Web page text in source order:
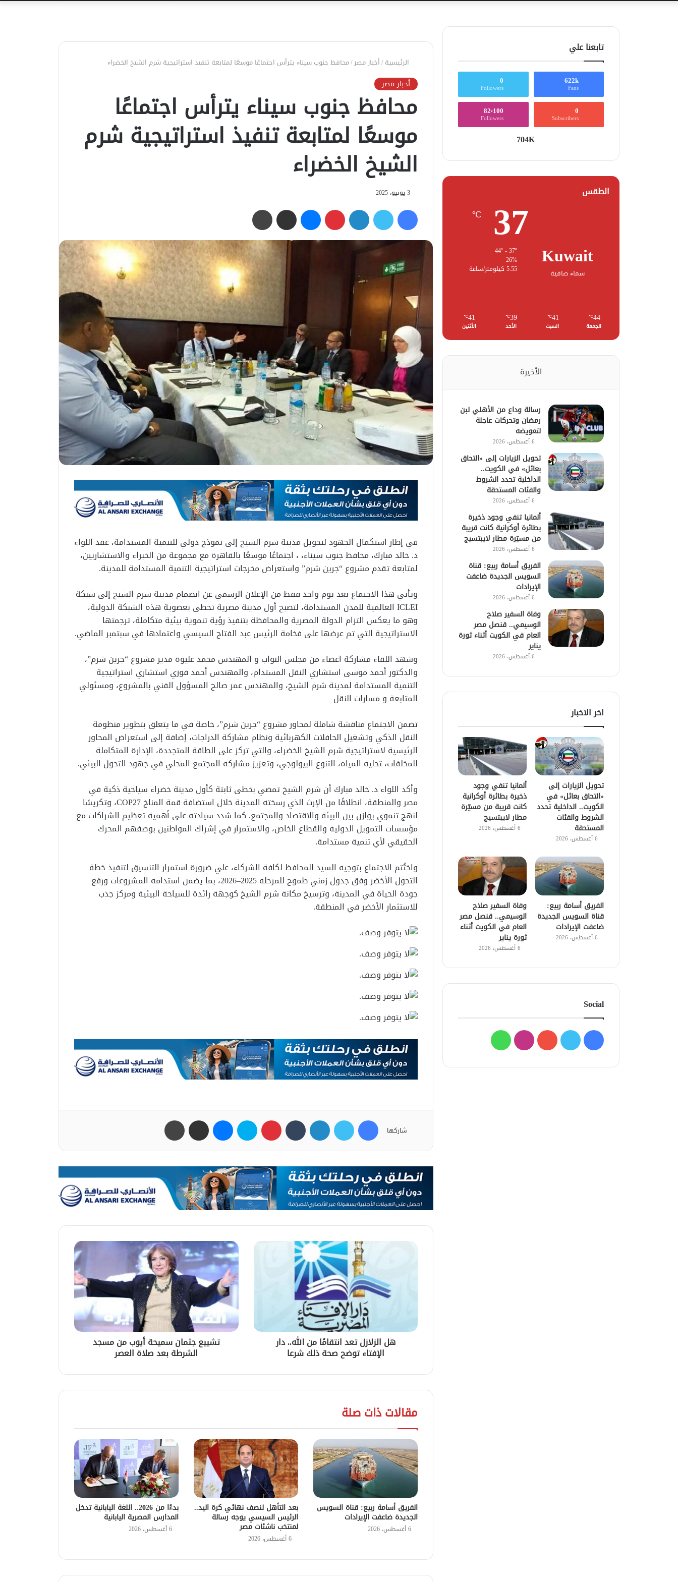
الرئيسية/أخبار مصر/محافظ جنوب سيناء يترأس اجتماعًا موسعًا لمتابعة تنفيذ استراتيجية شرم الشيخ الخضراء
أخبار مصر
محافظ جنوب سيناء يترأس اجتماعًا
موسعًا لمتابعة تنفيذ استراتيجية شرم
الشيخ الخضراء
3 يونيو، 2025
فيسبوك تويتر لينكدإن بينتيريست ماسنجر مشاركة عبر البريد
في إطار استكمال الجهود لتحويل مدينة شرم الشيخ إلى نموذج دولي للتنمية المستدامة، عقد اللواء
د. خالد مبارك، محافظ جنوب سيناء، ، اجتماعًا موسعًا بالقاهرة مع مجموعة من الخبراء والاستشاريين،
لمتابعة تقدم مشروع “جرين شرم” واستعراض مخرجات استراتيجية التنمية المستدامة للمدينة.
ويأتي هذا الاجتماع بعد يوم واحد فقط من الإعلان الرسمي عن انضمام مدينة شرم الشيخ إلى شبكة
ICLEI العالمية للمدن المستدامة، لتصبح أول مدينة مصرية تحظى بعضوية هذه الشبكة الدولية،
وهو ما يعكس التزام الدولة المصرية والمحافظة بتنفيذ رؤية تنموية بيئية متكاملة، ترجمتها
الاستراتيجية التي تم عرضها على فخامة الرئيس عبد الفتاح السيسي واعتمادها في سبتمبر الماضي.
وشهد اللقاء مشاركة اعضاء من مجلس النواب و المهندس محمد عليوة مدير مشروع “جرين شرم”،
والدكتور أحمد موسى استشاري النقل المستدام، والمهندس أحمد فوزي استشاري استراتيجية
التنمية المستدامة لمدينة شرم الشيخ، والمهندس عمر صالح المسؤول الفني بالمشروع، ومسئولي
المتابعة و مسارات النقل
تضمن الاجتماع مناقشة شاملة لمحاور مشروع “جرين شرم”، خاصة في ما يتعلق بتطوير منظومة
النقل الذكي وتشغيل الحافلات الكهربائية ونظام مشاركة الدراجات، إضافة إلى استعراض المحاور
الرئيسية لاستراتيجية شرم الشيخ الخضراء، والتي تركز على الطاقة المتجددة، الإدارة المتكاملة
للمخلفات، تحلية المياه، التنوع البيولوجي، وتعزيز مشاركة المجتمع المحلي في جهود التحول البيئي.
وأكد اللواء د. خالد مبارك أن شرم الشيخ تمضي بخطى ثابتة كأول مدينة خضراء سياحية ذكية في
مصر والمنطقة، انطلاقًا من الإرث الذي رسخته المدينة خلال استضافة قمة المناخ COP27، وتكريسًا
لنهج تنموي يوازن بين البيئة والاقتصاد والمجتمع. كما شدد سيادته على أهمية تعظيم الشراكات مع
مؤسسات التمويل الدولية والقطاع الخاص، والاستمرار في إشراك المواطنين بوصفهم المحرك
الحقيقي لأي تنمية مستدامة.
واختُتم الاجتماع بتوجيه السيد المحافظ لكافة الشركاء، علي ضرورة استمرار التنسيق لتنفيذ خطة
التحول الأخضر وفق جدول زمني طموح للمرحلة 2025–2026، بما يضمن استدامة المشروعات ورفع
جودة الحياة في المدينة، وترسيخ مكانة شرم الشيخ كوجهة رائدة للسياحة البيئية ومركز جذب
للاستثمار الأخضر في المنطقة.
شاركها
فيسبوك تويتر لينكدإن بينتيريست سكايب ماسنجر مشاركة عبر البريد
هل الزلازل تعد انتقامًا من الله.. دار
الإفتاء توضح صحة ذلك شرعا
تشييع جثمان سميحة أيوب من مسجد
الشرطة بعد صلاة العصر
مقالات ذات صلة
الفريق أسامة ربيع: قناة السويس
الجديدة ضاعفت الإيرادات
6 أغسطس، 2026
بعد التأهل لنصف نهائي كرة اليد..
الرئيس السيسي يوجه رسالة
لمنتخب ناشئات مصر
6 أغسطس، 2026
بدءًا من 2026.. اللغة اليابانية تدخل
المدارس المصرية اليابانية
6 أغسطس، 2026
تابعنا علي
622k
Fans
0
Followers
0
Subscribers
82٬100
Followers
704K
الطقس
Kuwait
سماء صافية
37
℃
44º - 37º
26%
5.55 كيلومتر/ساعة
44
℃
الجمعة
41
℃
السبت
39
℃
الأحد
41
℃
الأثنين
الأخيرة
رسالة وداع من الأهلي لبن
رمضان وتحركات عاجلة
لتعويضه
6 أغسطس، 2026
تحويل الزيارات إلى «التحاق
بعائل» في الكويت..
الداخلية تحدد الشروط
والفئات المستحقة
6 أغسطس، 2026
ألمانيا تنفي وجود ذخيرة
بطائرة أوكرانية كانت قريبة
من مسيّرة مطار لايبتسيج
6 أغسطس، 2026
الفريق أسامة ربيع: قناة
السويس الجديدة ضاعفت
الإيرادات
6 أغسطس، 2026
وفاة السفير صلاح
الوسيمي.. قنصل مصر
العام في الكويت أثناء ثورة
يناير
6 أغسطس، 2026
اخر الاخبار
تحويل الزيارات إلى
«التحاق بعائل» في
الكويت.. الداخلية تحدد
الشروط والفئات
المستحقة
6 أغسطس، 2026
ألمانيا تنفي وجود
ذخيرة بطائرة أوكرانية
كانت قريبة من مسيّرة
مطار لايبتسيج
6 أغسطس، 2026
الفريق أسامة ربيع:
قناة السويس الجديدة
ضاعفت الإيرادات
6 أغسطس، 2026
وفاة السفير صلاح
الوسيمي.. قنصل مصر
العام في الكويت أثناء
ثورة يناير
6 أغسطس، 2026
Social
فيسبوك
تويتر يوتيوبانستقرامواتساب